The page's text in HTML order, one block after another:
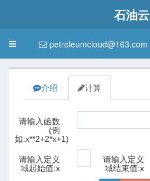
石油云
Toggle
petroleumcloud@163.com
介绍 计算
请输入函数
(例
如:x**2+2*x+1)
请输入定义
域起始值:x
请输入定义
域结束值:x